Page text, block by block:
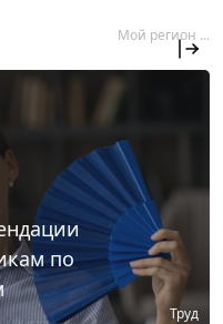
Мой регион ...
по
Труд